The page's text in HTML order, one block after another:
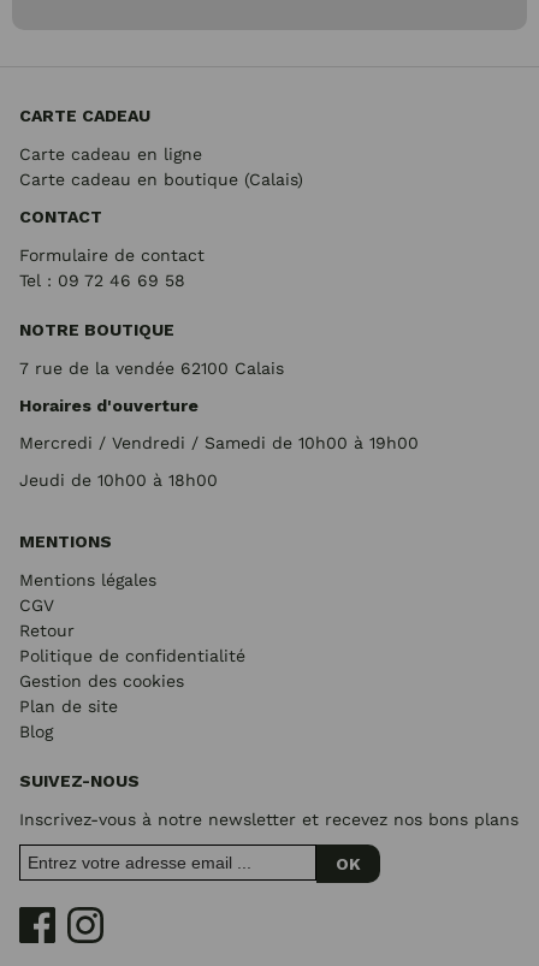
CARTE CADEAU
Carte cadeau en ligne
Carte cadeau en boutique (Calais)
CONTACT
Formulaire de contact
Tel : 09 72 46 69 58
NOTRE BOUTIQUE
7 rue de la vendée 62100 Calais
Horaires d'ouverture
Mercredi / Vendredi / Samedi de 10h00 à 19h00
Jeudi de 10h00 à 18h00
MENTIONS
Mentions légales
CGV
Retour
Politique de confidentialité
Gestion des cookies
Plan de site
Blog
SUIVEZ-NOUS
Inscrivez-vous à notre newsletter et recevez nos bons plans
OK